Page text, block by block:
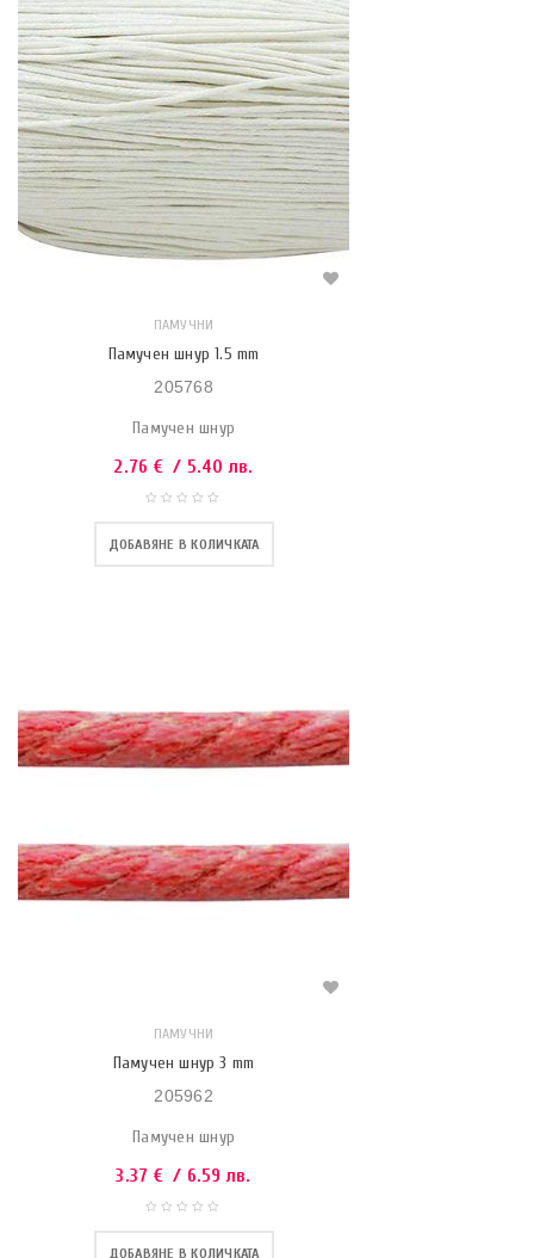
ПАМУЧНИ
Памучен шнур 1.5 mm
205768
Памучен шнур
2.76 € / 5.40 лв.
ДОБАВЯНЕ В КОЛИЧКАТА
ПАМУЧНИ
Памучен шнур 3 mm
205962
Памучен шнур
3.37 € / 6.59 лв.
ДОБАВЯНЕ В КОЛИЧКАТА